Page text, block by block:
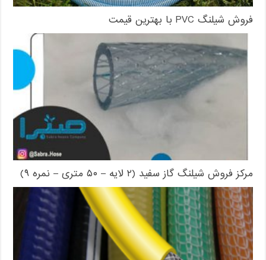
فروش شیلنگ PVC با بهترین قیمت
مرکز فروش شیلنگ گاز سفید (۲ لایه – ۵۰ متری – نمره ۹)